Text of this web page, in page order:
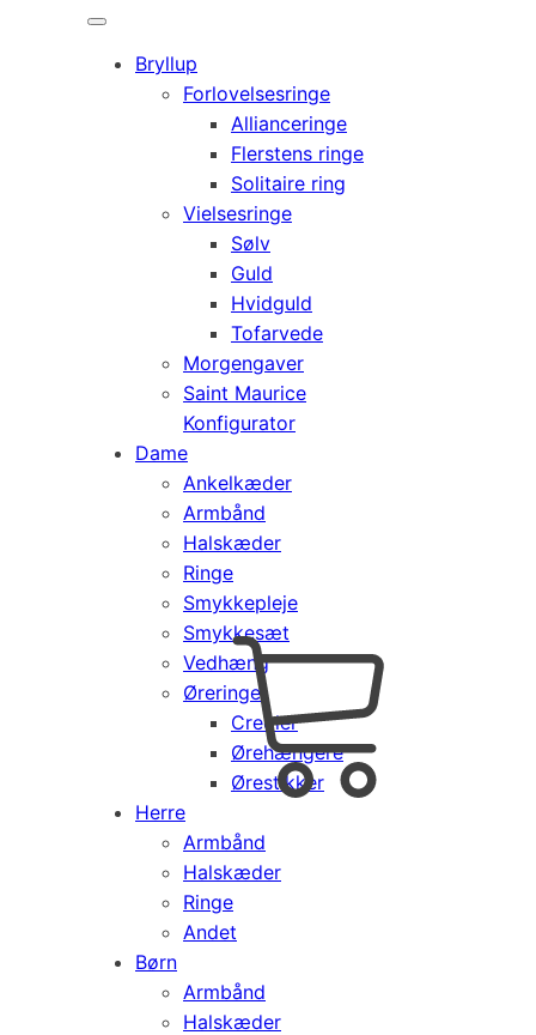
Bryllup
Forlovelsesringe
Allianceringe
Flerstens ringe
Solitaire ring
Vielsesringe
Sølv
Guld
Hvidguld
Tofarvede
Morgengaver
Saint Maurice
Konfigurator
Dame
Ankelkæder
Armbånd
Halskæder
Ringe
Smykkepleje
Smykkesæt
Vedhæng
Øreringe
Creoler
Ørehængere
Ørestikker
Herre
Armbånd
Halskæder
Ringe
Andet
Børn
Armbånd
Halskæder
Products